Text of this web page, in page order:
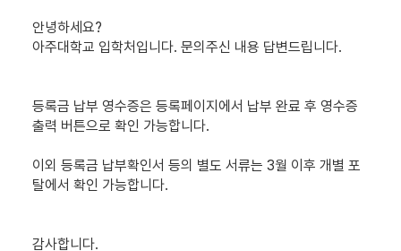
안녕하세요?
아주대학교 입학처입니다. 문의주신 내용 답변드립니다.
등록금 납부 영수증은 등록페이지에서 납부 완료 후 영수증
출력 버튼으로 확인 가능합니다.
이외 등록금 납부확인서 등의 별도 서류는 3월 이후 개별 포
탈에서 확인 가능합니다.
감사합니다.